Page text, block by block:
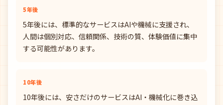
5年後
5年後には、標準的なサービスはAIや機械に支援され、
人間は個別対応、信頼関係、技術の質、体験価値に集中
する可能性があります。
10年後
10年後には、安さだけのサービスはAI・機械化に巻き込